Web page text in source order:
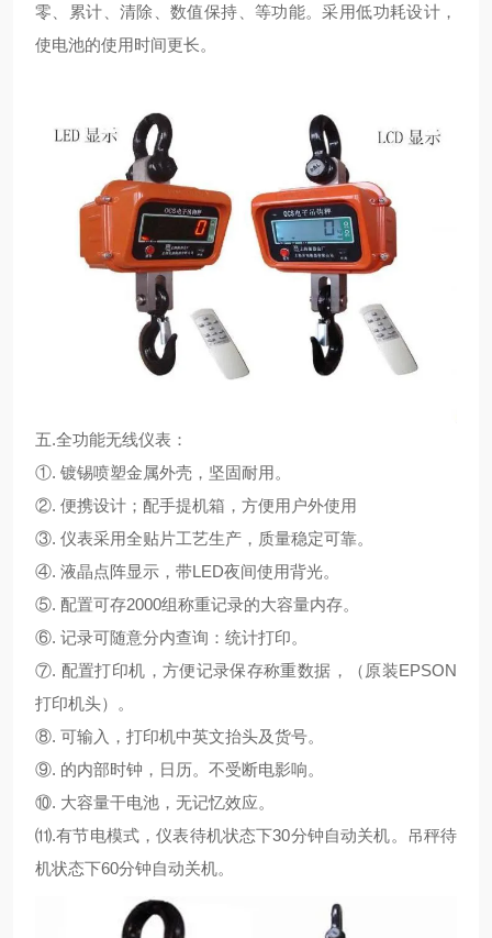
零、累计、清除、数值保持、等功能。采用低功耗设计，
使电池的使用时间更长。
五.全功能无线仪表：
①. 镀锡喷塑金属外壳，坚固耐用。
②. 便携设计；配手提机箱，方便用户外使用
③. 仪表采用全贴片工艺生产，质量稳定可靠。
④. 液晶点阵显示，带LED夜间使用背光。
⑤. 配置可存2000组称重记录的大容量内存。
⑥. 记录可随意分内查询：统计打印。
⑦. 配置打印机，方便记录保存称重数据，（原装EPSON
打印机头）。
⑧. 可输入，打印机中英文抬头及货号。
⑨. 的内部时钟，日历。不受断电影响。
⑩. 大容量干电池，无记忆效应。
⑾.有节电模式，仪表待机状态下30分钟自动关机。吊秤待
机状态下60分钟自动关机。